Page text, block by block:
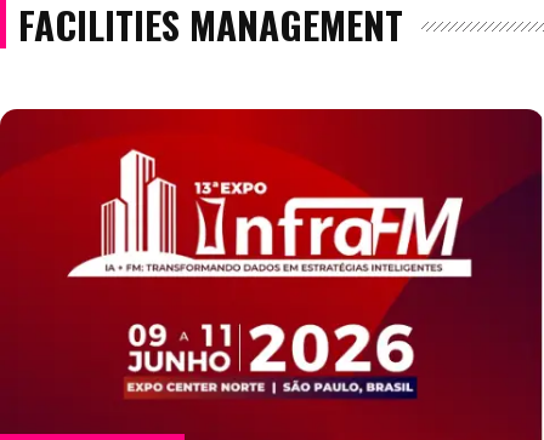
FACILITIES MANAGEMENT